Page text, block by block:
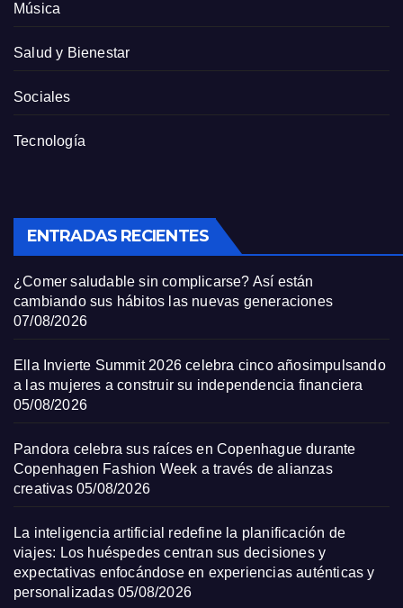
Música
Salud y Bienestar
Sociales
Tecnología
ENTRADAS RECIENTES
¿Comer saludable sin complicarse? Así están
cambiando sus hábitos las nuevas generaciones
07/08/2026
Ella Invierte Summit 2026 celebra cinco añosimpulsando
a las mujeres a construir su independencia financiera
05/08/2026
Pandora celebra sus raíces en Copenhague durante
Copenhagen Fashion Week a través de alianzas
creativas 05/08/2026
La inteligencia artificial redefine la planificación de
viajes: Los huéspedes centran sus decisiones y
expectativas enfocándose en experiencias auténticas y
personalizadas 05/08/2026